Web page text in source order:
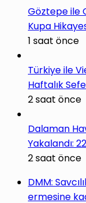
Göztepe ile
Kupa
1 saat önce
Türkiye ile
Haftalık
2 saat önce
Dalaman
Yakalandı:
2 saat önce
DMM:
ermesine